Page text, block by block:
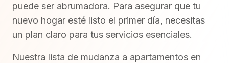
puede ser abrumadora. Para asegurar que tu
nuevo hogar esté listo el primer día, necesitas
un plan claro para tus servicios esenciales.
Nuestra lista de mudanza a apartamentos en